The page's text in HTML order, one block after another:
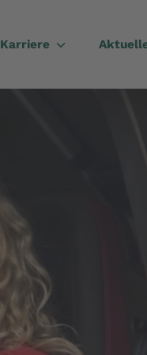
Karriere